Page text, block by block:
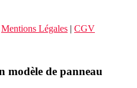
Mentions Légales | CGV
modèle de panneau